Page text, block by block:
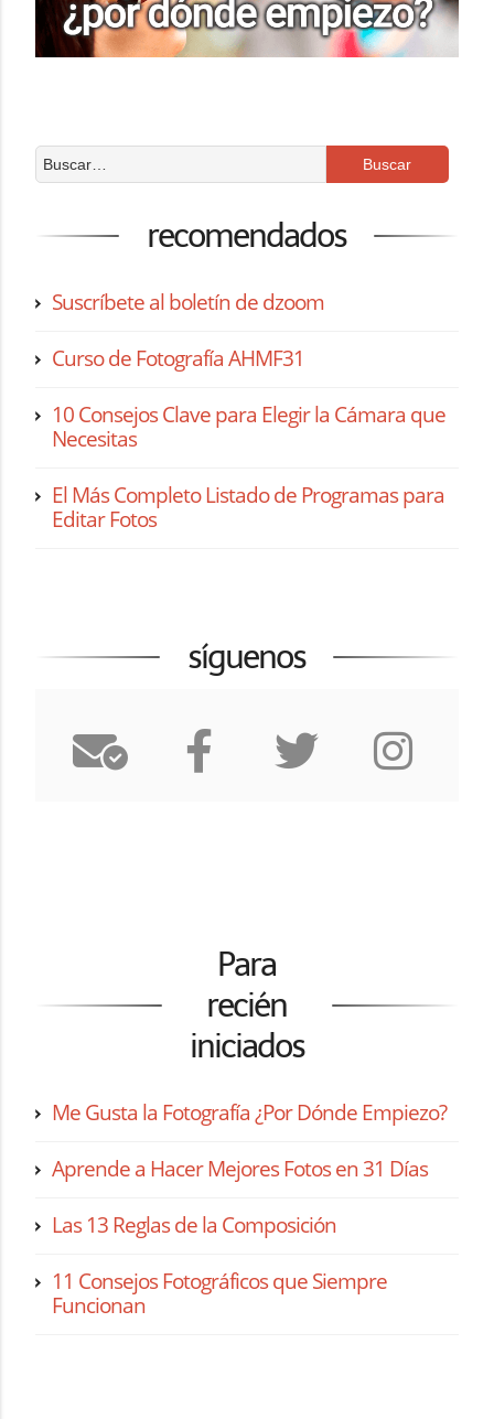
recomendados
Suscríbete al boletín de dzoom
Curso de Fotografía AHMF31
10 Consejos Clave para Elegir la Cámara que
Necesitas
El Más Completo Listado de Programas para
Editar Fotos
síguenos
Para
recién
iniciados
Me Gusta la Fotografía ¿Por Dónde Empiezo?
Aprende a Hacer Mejores Fotos en 31 Días
Las 13 Reglas de la Composición
11 Consejos Fotográficos que Siempre
Funcionan